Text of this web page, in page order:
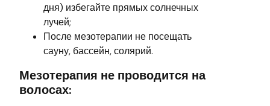
дня) избегайте прямых солнечных
лучей;
После мезотерапии не посещать
сауну, бассейн, солярий.
Мезотерапия не проводится на
волосах: